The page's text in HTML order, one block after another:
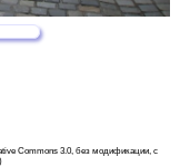
Commons 3.0, без модификации, с
)